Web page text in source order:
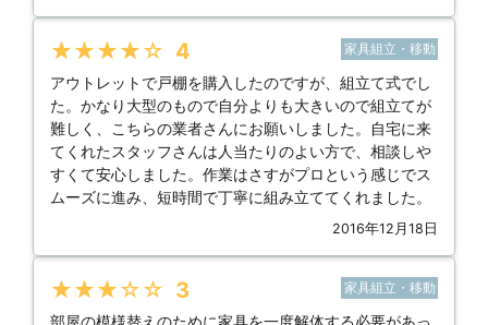
★★★★★ 4 家具組立・移動
アウトレットで戸棚を購入したのですが、組立て式でし
た。かなり大型のもので自分よりも大きいので組立てが
難しく、こちらの業者さんにお願いしました。自宅に来
てくれたスタッフさんは人当たりのよい方で、相談しや
すくて安心しました。作業はさすがプロという感じでス
ムーズに進み、短時間で丁寧に組み立ててくれました。
2016年12月18日
★★★★★ 3 家具組立・移動
部屋の模様替えのために家具を一度解体する必要があっ